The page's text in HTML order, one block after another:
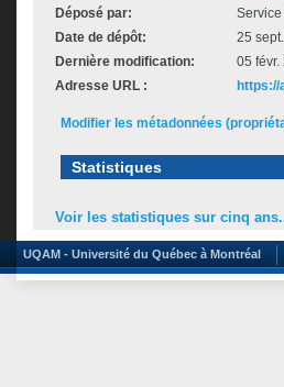
Déposé par:
Date de dépôt:
25
Dernière modification:
05
Adresse URL :
Modifier les métadonnées
Statistiques
Voir les statistiques sur cinq
UQAM - Université du Québec à Montréal